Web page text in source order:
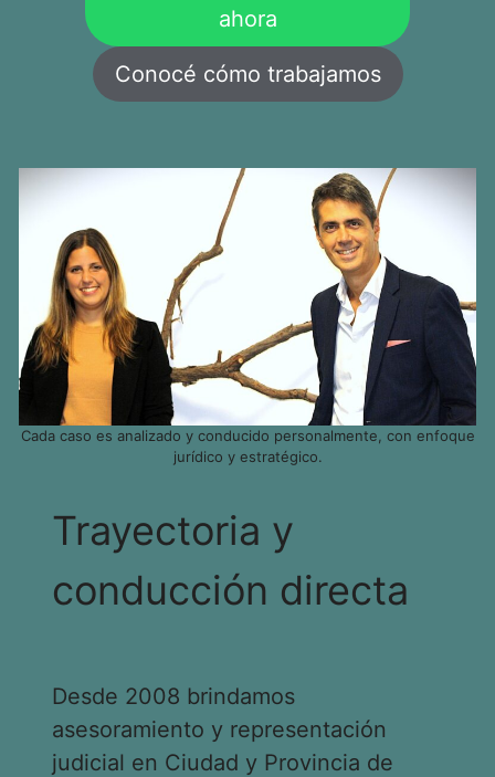
ahora
Conocé cómo trabajamos
Cada caso es analizado y conducido personalmente, con enfoque
jurídico y estratégico.
Trayectoria y
conducción directa
Desde 2008 brindamos
asesoramiento y representación
judicial en Ciudad y Provincia de